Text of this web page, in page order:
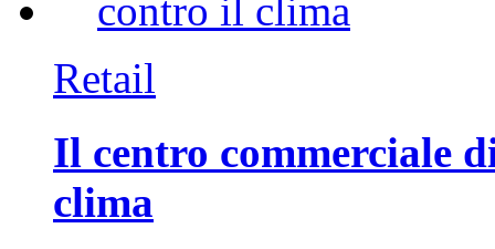
Retail
Il centro commerciale
clima